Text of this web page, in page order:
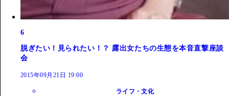
6
脱ぎたい！見られたい！？ 露出女たちの生態を本音直撃座談
会
2015年09月21日 19:00
ライフ・文化